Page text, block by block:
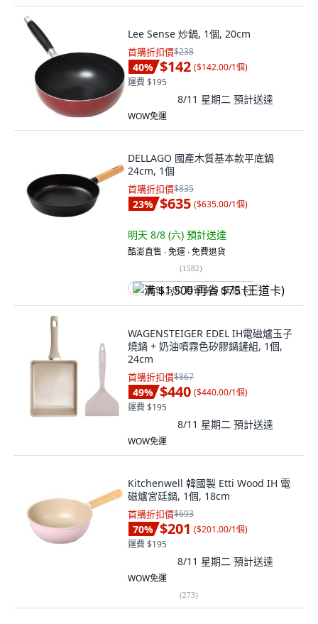
Lee Sense 炒鍋, 1個, 20cm
首購折扣價$238
40% $142 ($142.00/1個)
運費 $195
8/11 星期二 預計送達
WOW免運
DELLAGO 國產木質基本款平底鍋
24cm, 1個
首購折扣價$835
23% $635 ($635.00/1個)
明天 8/8 (六) 預計送達
酷澎直售 ∙ 免運 ∙ 免費退貨
(1582)
满 $1,500 再省 $75 (王道卡)
WAGENSTEIGER EDEL IH電磁爐玉子
燒鍋 + 奶油噴霧色矽膠鍋鏟組, 1個,
24cm
首購折扣價$867
49% $440 ($440.00/1個)
運費 $195
8/11 星期二 預計送達
WOW免運
Kitchenwell 韓國製 Etti Wood IH 電
磁爐宮廷鍋, 1個, 18cm
首購折扣價$693
70% $201 ($201.00/1個)
運費 $195
8/11 星期二 預計送達
WOW免運
(273)